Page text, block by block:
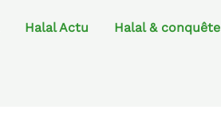
Halal Actu Halal & conquête